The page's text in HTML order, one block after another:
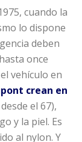
cuando la
lo dispone
deben
once
vehículo en
crean en
el 67),
y la piel. Es
al nylon. Y